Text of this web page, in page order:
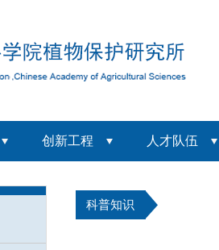
创新工程 人才队伍
科普知识